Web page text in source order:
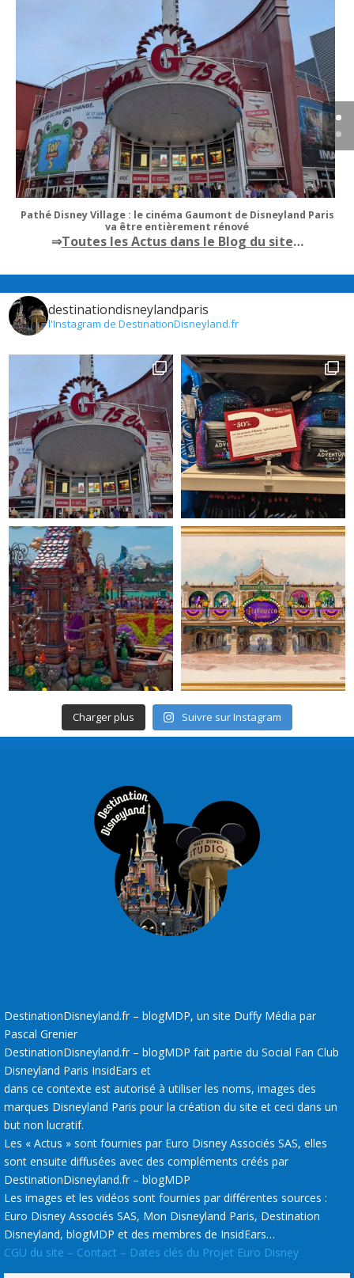
Pathé Disney Village : le cinéma Gaumont de Disneyland Paris
va être entièrement rénové
⇒Toutes les Actus dans le Blog du site…
destinationdisneylandparis
l'Instagram de DestinationDisneyland.fr
Charger plus Suivre sur Instagram
DestinationDisneyland.fr – blogMDP, un site Duffy Média par
Pascal Grenier
DestinationDisneyland.fr – blogMDP fait partie du Social Fan Club
Disneyland Paris InsidEars et
dans ce contexte est autorisé à utiliser les noms, images des
marques Disneyland Paris pour la création du site et ceci dans un
but non lucratif.
Les « Actus » sont fournies par Euro Disney Associés SAS, elles
sont ensuite diffusées avec des compléments créés par
DestinationDisneyland.fr – blogMDP
Les images et les vidéos sont fournies par différentes sources :
Euro Disney Associés SAS, Mon Disneyland Paris, Destination
Disneyland, blogMDP et des membres de InsidEars…
CGU du site – Contact – Dates clés du Projet Euro Disney